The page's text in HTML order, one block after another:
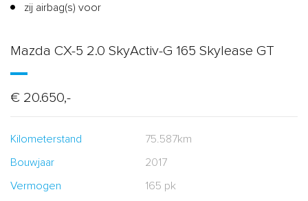
zij airbag(s) voor
Mazda CX-5 2.0 SkyActiv-G 165 Skylease GT
€ 20.650,-
Kilometerstand
75.587km
Bouwjaar
2017
Vermogen
165 pk